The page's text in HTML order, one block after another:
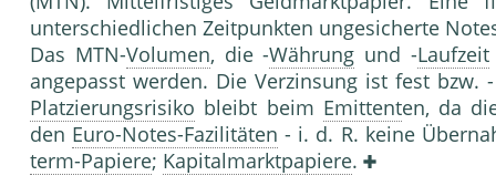
unterschiedlichen Zeitpunkten ungesicherte
Das MTN-Volumen, die -Währung und -Laufzeit
angepasst werden. Die Verzinsung ist fest
Platzierungsrisiko bleibt beim Emittenten, da
den Euro-Notes-Fazilitäten - i. d. R. keine
term-Papiere; Kapitalmarktpapiere.